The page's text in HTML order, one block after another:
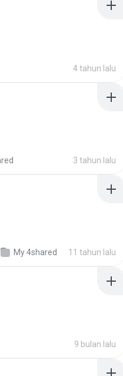
4 tahun lalu
3 tahun lalu
My 4shared 11 tahun lalu
9 bulan lalu